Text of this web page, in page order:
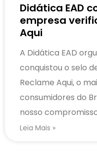
Didática EAD
empresa
Aqui
A Didática EAD
conquistou o selo
Reclame Aqui, o
consumidores do
nosso
Leia Mais »